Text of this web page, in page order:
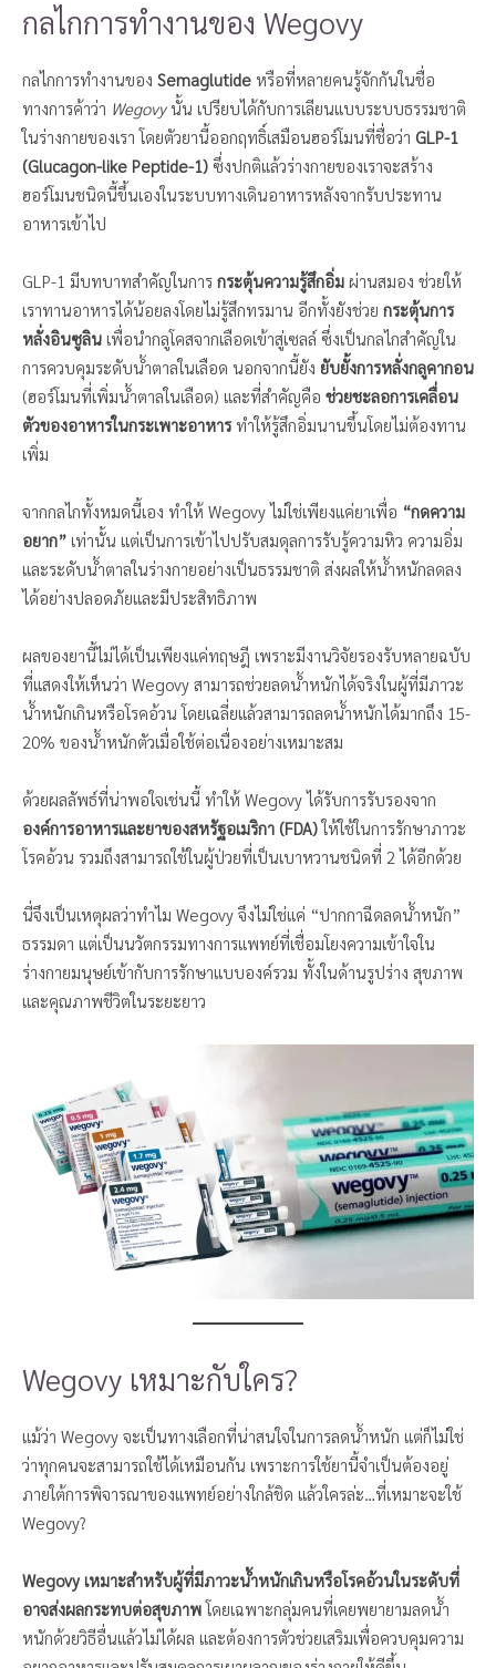
กลไกการทำงานของ Wegovy
กลไกการทำงานของ Semaglutide หรือที่หลายคนรู้จักกันในชื่อ
ทางการค้าว่า Wegovyนั้น เปรียบได้กับการเลียนแบบระบบธรรมชาติ
ในร่างกายของเรา โดยตัวยานี้ออกฤทธิ์เสมือนฮอร์โมนที่ชื่อว่า GLP-1
(Glucagon-like Peptide-1) ซึ่งปกติแล้วร่างกายของเราจะสร้าง
ฮอร์โมนชนิดนี้ขึ้นเองในระบบทางเดินอาหารหลังจากรับประทาน
อาหารเข้าไป
GLP-1 มีบทบาทสำคัญในการ กระตุ้นความรู้สึกอิ่ม ผ่านสมอง ช่วยให้
เราทานอาหารได้น้อยลงโดยไม่รู้สึกทรมาน อีกทั้งยังช่วย กระตุ้นการ
หลั่งอินซูลิน เพื่อนำกลูโคสจากเลือดเข้าสู่เซลล์ ซึ่งเป็นกลไกสำคัญใน
การควบคุมระดับน้ำตาลในเลือด นอกจากนี้ยัง ยับยั้งการหลั่งกลูคากอน
(ฮอร์โมนที่เพิ่มน้ำตาลในเลือด) และที่สำคัญคือ ช่วยชะลอการเคลื่อน
ตัวของอาหารในกระเพาะอาหารทำให้รู้สึกอิ่มนานขึ้นโดยไม่ต้องทาน
เพิ่ม
จากกลไกทั้งหมดนี้เอง ทำให้ Wegovy ไม่ใช่เพียงแค่ยาเพื่อ “กดความ
อยาก” เท่านั้น แต่เป็นการเข้าไปปรับสมดุลการรับรู้ความหิว ความอิ่ม
และระดับน้ำตาลในร่างกายอย่างเป็นธรรมชาติ ส่งผลให้น้ำหนักลดลง
ได้อย่างปลอดภัยและมีประสิทธิภาพ
ผลของยานี้ไม่ได้เป็นเพียงแค่ทฤษฎี เพราะมีงานวิจัยรองรับหลายฉบับ
ที่แสดงให้เห็นว่า Wegovy สามารถช่วยลดน้ำหนักได้จริงในผู้ที่มีภาวะ
น้ำหนักเกินหรือโรคอ้วน โดยเฉลี่ยแล้วสามารถลดน้ำหนักได้มากถึง 15-
20% ของน้ำหนักตัวเมื่อใช้ต่อเนื่องอย่างเหมาะสม
ด้วยผลลัพธ์ที่น่าพอใจเช่นนี้ ทำให้ Wegovy ได้รับการรับรองจาก
องค์การอาหารและยาของสหรัฐอเมริกา (FDA)ให้ใช้ในการรักษาภาวะ
โรคอ้วน รวมถึงสามารถใช้ในผู้ป่วยที่เป็นเบาหวานชนิดที่ 2 ได้อีกด้วย
นี่จึงเป็นเหตุผลว่าทำไม Wegovy จึงไม่ใช่แค่ “ปากกาฉีดลดน้ำหนัก”
ธรรมดา แต่เป็นนวัตกรรมทางการแพทย์ที่เชื่อมโยงความเข้าใจใน
ร่างกายมนุษย์เข้ากับการรักษาแบบองค์รวม ทั้งในด้านรูปร่าง สุขภาพ
และคุณภาพชีวิตในระยะยาว
Wegovy เหมาะกับใคร?
แม้ว่า Wegovy จะเป็นทางเลือกที่น่าสนใจในการลดน้ำหนัก แต่ก็ไม่ใช่
ว่าทุกคนจะสามารถใช้ได้เหมือนกัน เพราะการใช้ยานี้จำเป็นต้องอยู่
ภายใต้การพิจารณาของแพทย์อย่างใกล้ชิด แล้วใครล่ะ…ที่เหมาะจะใช้
Wegovy?
Wegovy เหมาะสำหรับผู้ที่มีภาวะน้ำหนักเกินหรือโรคอ้วนในระดับที่
อาจส่งผลกระทบต่อสุขภาพโดยเฉพาะกลุ่มคนที่เคยพยายามลดน้ำ
หนักด้วยวิธีอื่นแล้วไม่ได้ผล และต้องการตัวช่วยเสริมเพื่อควบคุมความ